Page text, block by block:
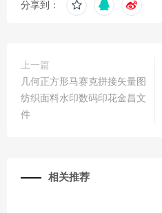
分享到：
上一篇
几何正方形马赛克拼接矢量图
纺织面料水印数码印花金昌文
件
相关推荐